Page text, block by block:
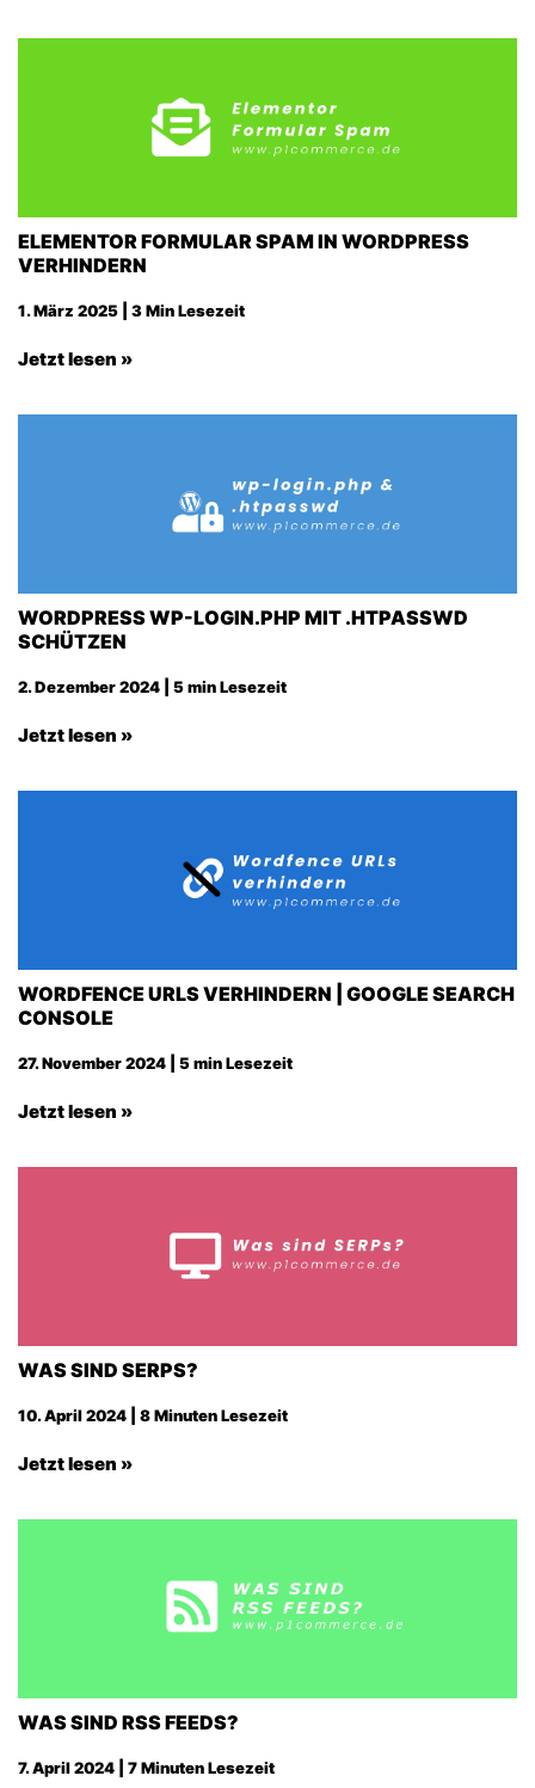
ELEMENTOR FORMULAR SPAM IN WORDPRESS
VERHINDERN
1. März 2025 | 3 Min Lesezeit
Jetzt lesen »
WORDPRESS WP-LOGIN.PHP MIT .HTPASSWD
SCHÜTZEN
2. Dezember 2024 | 5 min Lesezeit
Jetzt lesen »
WORDFENCE URLS VERHINDERN | GOOGLE SEARCH
CONSOLE
27. November 2024 | 5 min Lesezeit
Jetzt lesen »
WAS SIND SERPS?
10. April 2024 | 8 Minuten Lesezeit
Jetzt lesen »
WAS SIND RSS FEEDS?
7. April 2024 | 7 Minuten Lesezeit